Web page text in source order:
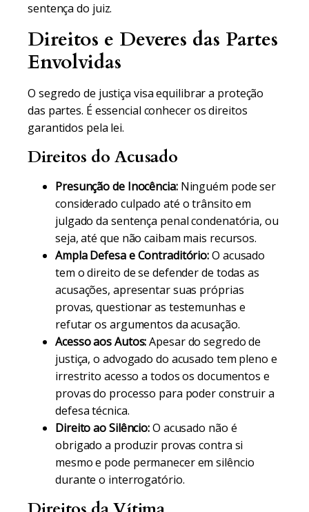
sentença do juiz.
Direitos e Deveres das Partes
Envolvidas
O segredo de justiça visa equilibrar a proteção
das partes. É essencial conhecer os direitos
garantidos pela lei.
Direitos do Acusado
Presunção de Inocência:Ninguém pode ser
considerado culpado até o trânsito em
julgado da sentença penal condenatória, ou
seja, até que não caibam mais recursos.
Ampla Defesa e Contraditório:O acusado
tem o direito de se defender de todas as
acusações, apresentar suas próprias
provas, questionar as testemunhas e
refutar os argumentos da acusação.
Acesso aos Autos:Apesar do segredo de
justiça, o advogado do acusado tem pleno e
irrestrito acesso a todos os documentos e
provas do processo para poder construir a
defesa técnica.
Direito ao Silêncio:O acusado não é
obrigado a produzir provas contra si
mesmo e pode permanecer em silêncio
durante o interrogatório.